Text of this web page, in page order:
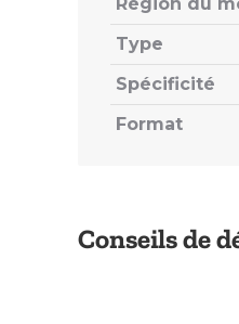
Conseils de
Type
Spécificité
Format